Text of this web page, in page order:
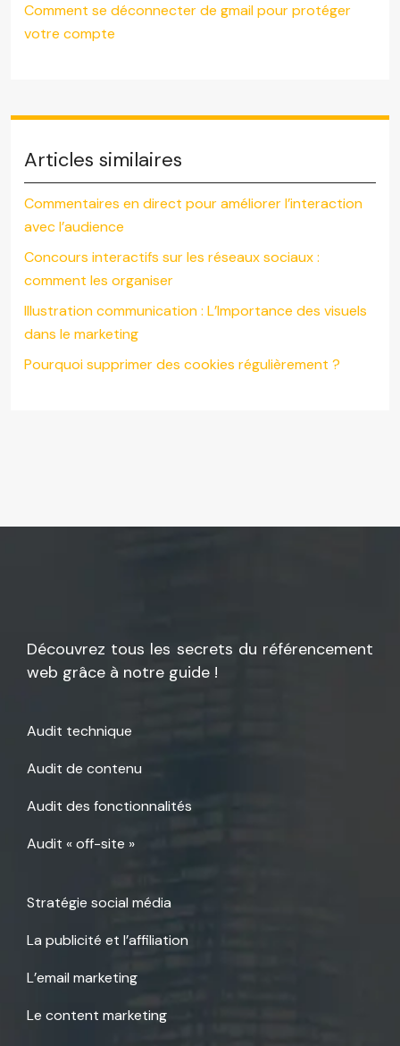
Comment se déconnecter de gmail pour protéger
votre compte
Articles similaires
Commentaires en direct pour améliorer l’interaction
avec l’audience
Concours interactifs sur les réseaux sociaux :
comment les organiser
Illustration communication : L’Importance des visuels
dans le marketing
Pourquoi supprimer des cookies régulièrement ?
Découvrez tous les secrets du référencement
web grâce à notre guide !
Audit technique
Audit de contenu
Audit des fonctionnalités
Audit « off-site »
Stratégie social média
La publicité et l’affiliation
L’email marketing
Le content marketing